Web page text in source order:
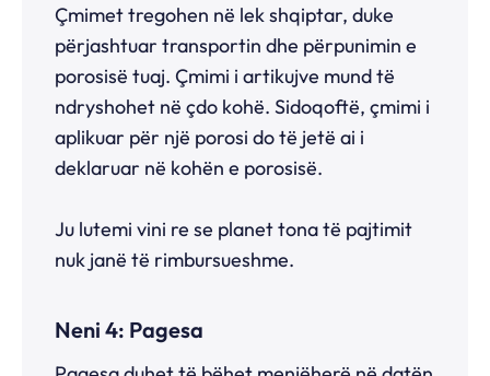
Çmimet tregohen në lek shqiptar, duke
përjashtuar transportin dhe përpunimin e
porosisë tuaj. Çmimi i artikujve mund të
ndryshohet në çdo kohë. Sidoqoftë, çmimi i
aplikuar për një porosi do të jetë ai i
deklaruar në kohën e porosisë.
Ju lutemi vini re se planet tona të pajtimit
nuk janë të rimbursueshme.
Neni 4: Pagesa